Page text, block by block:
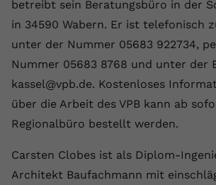
betreibt sein Beratungsbüro in der
in 34590 Wabern. Er ist telefonisch
unter der Nummer 05683 922734,
Nummer 05683 8768 und unter der
kassel@vpb.de. Kostenloses
über die Arbeit des VPB kann ab
Regionalbüro bestellt werden.
Carsten Clobes ist als Diplom-
Architekt Baufachmann mit
Laufzeit Session
Videopräferenzen des
speichern, der
Videos verwendet.
Name yt.innertube::requests
Anbieter youtube.com